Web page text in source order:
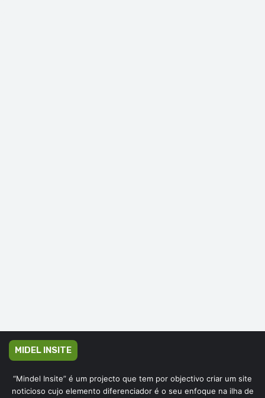
MIDEL INSITE
“Mindel Insite” é um projecto que tem por objectivo criar um site
noticioso cujo elemento diferenciador é o seu enfoque na ilha de